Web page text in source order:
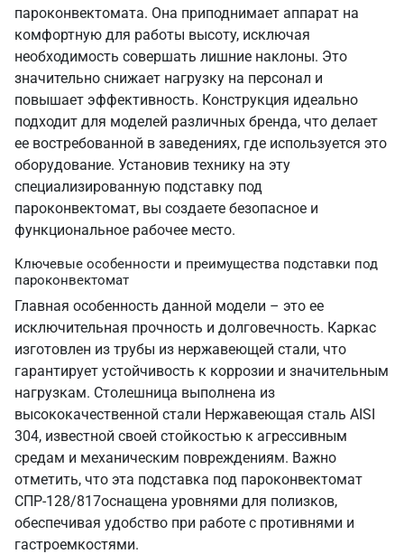
пароконвектомата. Она приподнимает аппарат на
комфортную для работы высоту, исключая
необходимость совершать лишние наклоны. Это
значительно снижает нагрузку на персонал и
повышает эффективность. Конструкция идеально
подходит для моделей различных бренда, что делает
ее востребованной в заведениях, где используется это
оборудование. Установив технику на эту
специализированную подставку под
пароконвектомат, вы создаете безопасное и
функциональное рабочее место.
Ключевые особенности и преимущества подставки под
пароконвектомат
Главная особенность данной модели – это ее
исключительная прочность и долговечность. Каркас
изготовлен из трубы из нержавеющей стали, что
гарантирует устойчивость к коррозии и значительным
нагрузкам. Столешница выполнена из
высококачественной стали Нержавеющая сталь AISI
304, известной своей стойкостью к агрессивным
средам и механическим повреждениям. Важно
отметить, что эта подставка под пароконвектомат
СПР-128/817оснащена уровнями для полизков,
обеспечивая удобство при работе с противнями и
гастроемкостями.